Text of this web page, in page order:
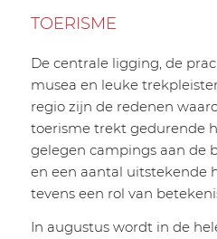
TOERISME
De centrale ligging, de
musea en leuke
regio zijn de redenen
toerisme trekt gedurende
gelegen campings aan de
en een aantal uitstekende
tevens een rol van
In augustus wordt in de